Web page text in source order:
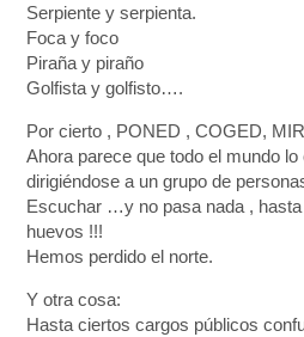
Serpiente y serpienta.
Foca y foco
Piraña y piraño
Golfista y golfisto….
Por cierto , PONED , COGED,
Ahora parece que todo el mundo
dirigiéndose a un grupo de
Escuchar …y no pasa nada ,
huevos !!!
Hemos perdido el norte.
Y otra cosa:
Hasta ciertos cargos públicos